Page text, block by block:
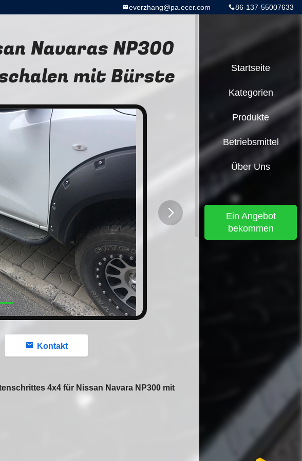
86-137-55007633
everzhang@pa.ecer.com
Navaras NP300
mit Bürste
Kontakt
4x4 für Nissan Navara NP300 mit
Startseite
Kategorien
Produkte
Betriebsmittel
Über Uns
Ein Angebot
bekommen